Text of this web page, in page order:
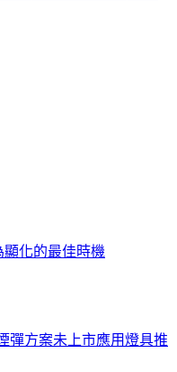
化的最佳時機
彈方案未上市應用燈具推